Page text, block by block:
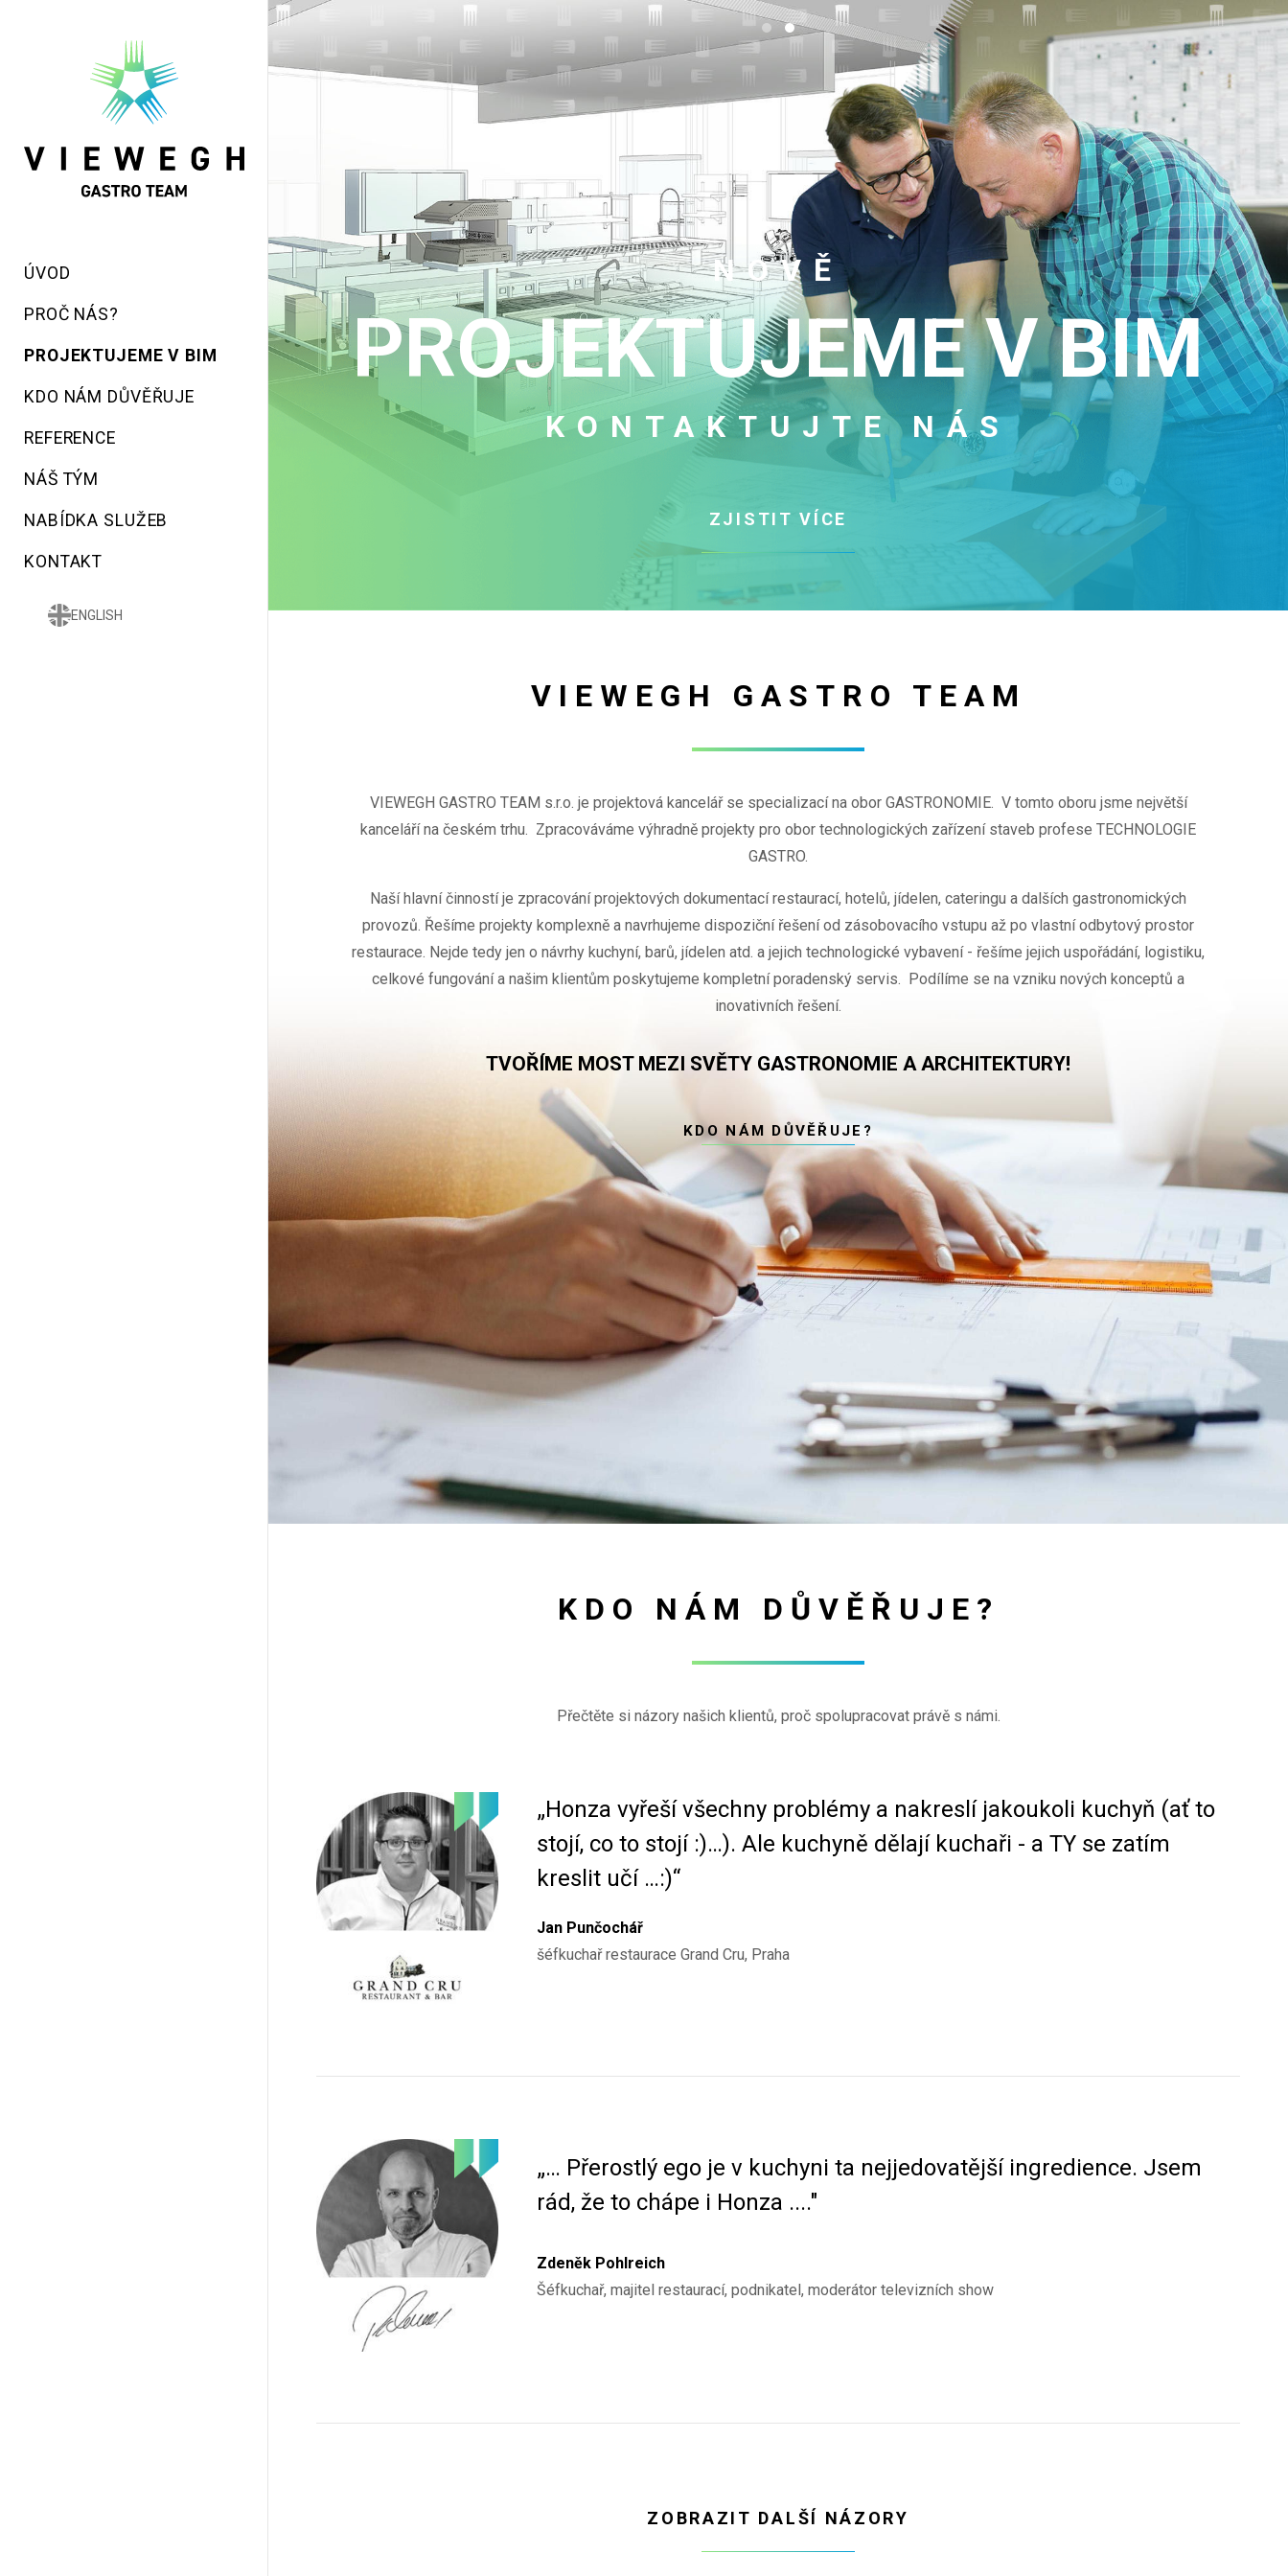
ÚVOD
PROČ NÁS?
PROJEKTUJEME V BIM
KDO NÁM DŮVĚŘUJE
REFERENCE
NÁŠ TÝM
NABÍDKA SLUŽEB
KONTAKT
ENGLISH
JSME
PROJEKTANTI
GASTRO PROVOZŮ
ZJISTIT VÍCE
VIEWEGH GASTRO TEAM
VIEWEGH GASTRO TEAM s.r.o. je projektová kancelář se specializací na obor GASTRONOMIE. V tomto oboru jsme největší
kanceláří na českém trhu. Zpracováváme výhradně projekty pro obor technologických zařízení staveb profese TECHNOLOGIE
GASTRO.
Naší hlavní činností je zpracování projektových dokumentací restaurací, hotelů, jídelen, cateringu a dalších gastronomických
provozů. Řešíme projekty komplexně a navrhujeme dispoziční řešení od zásobovacího vstupu až po vlastní odbytový prostor
restaurace. Nejde tedy jen o návrhy kuchyní, barů, jídelen atd. a jejich technologické vybavení - řešíme jejich uspořádání, logistiku,
celkové fungování a našim klientům poskytujeme kompletní poradenský servis. Podílíme se na vzniku nových konceptů a
inovativních řešení.
TVOŘÍME MOST MEZI SVĚTY GASTRONOMIE A ARCHITEKTURY!
KDO NÁM DŮVĚŘUJE?
KDO NÁM DŮVĚŘUJE?
Přečtěte si názory našich klientů, proč spolupracovat právě s námi.
„Honza vyřeší všechny problémy a nakreslí jakoukoli kuchyň (ať to
stojí, co to stojí :)…). Ale kuchyně dělají kuchaři - a TY se zatím
kreslit učí …:)“
Jan Punčochář
šéfkuchař restaurace Grand Cru, Praha
„… Přerostlý ego je v kuchyni ta nejjedovatější ingredience. Jsem
rád, že to chápe i Honza ...."
Zdeněk Pohlreich
Šéfkuchař, majitel restaurací, podnikatel, moderátor televizních show
ZOBRAZIT DALŠÍ NÁZORY